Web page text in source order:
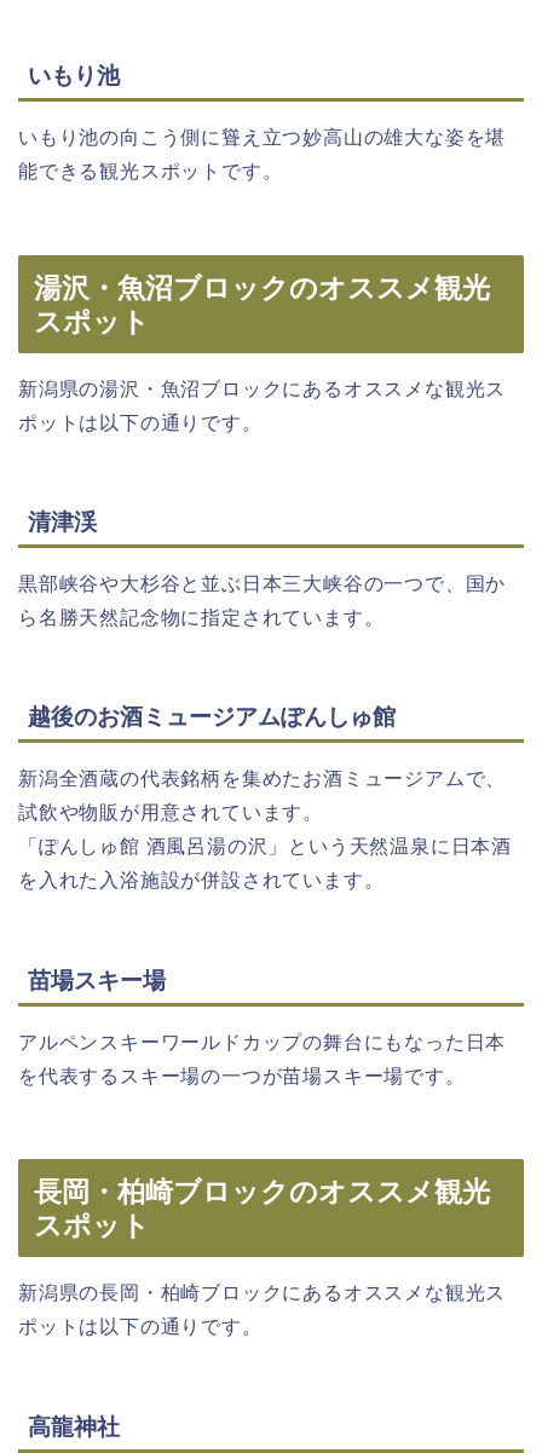
いもり池
いもり池の向こう側に聳え立つ妙高山の雄大な姿を堪
能できる観光スポットです。
湯沢・魚沼ブロックのオススメ観光
スポット
新潟県の湯沢・魚沼ブロックにあるオススメな観光ス
ポットは以下の通りです。
清津渓
黒部峡谷や大杉谷と並ぶ日本三大峡谷の一つで、国か
ら名勝天然記念物に指定されています。
越後のお酒ミュージアムぽんしゅ館
新潟全酒蔵の代表銘柄を集めたお酒ミュージアムで、
試飲や物販が用意されています。
「ぽんしゅ館 酒風呂湯の沢」という天然温泉に日本酒
を入れた入浴施設が併設されています。
苗場スキー場
アルペンスキーワールドカップの舞台にもなった日本
を代表するスキー場の一つが苗場スキー場です。
長岡・柏崎ブロックのオススメ観光
スポット
新潟県の長岡・柏崎ブロックにあるオススメな観光ス
ポットは以下の通りです。
高龍神社